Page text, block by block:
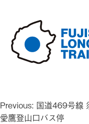
content
投
稿
Previous: 国道469号線
愛鷹登山口バス停